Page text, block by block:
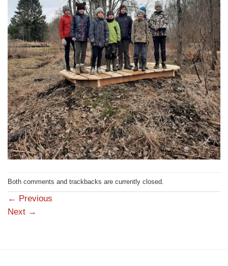
Both comments and trackbacks are currently closed.
← Previous
Next →